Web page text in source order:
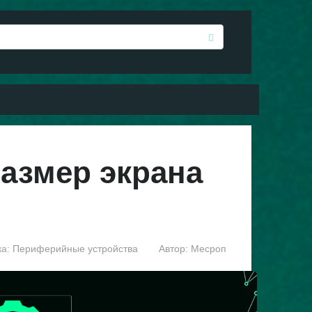
экрана
Периферийные устройства Автор: Месроп